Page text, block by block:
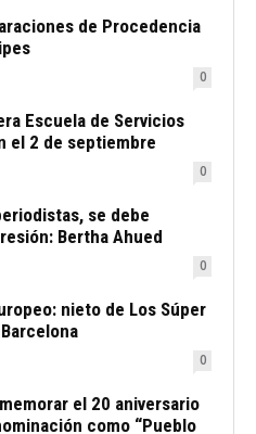
de Procedencia
0
Escuela de Servicios
el 2 de septiembre
0
se debe
Bertha Ahued
0
nieto de Los Súper
0
el 20 aniversario
como “Pueblo